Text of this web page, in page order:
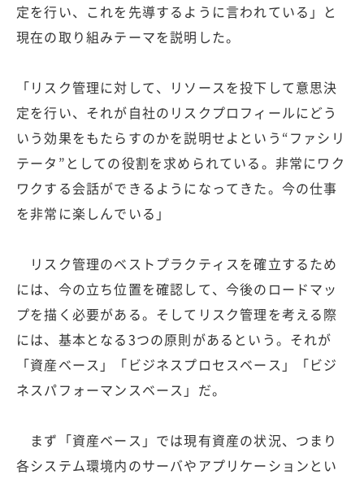
定を行い、これを先導するように言われている」と
現在の取り組みテーマを説明した。
「リスク管理に対して、リソースを投下して意思決
定を行い、それが自社のリスクプロフィールにどう
いう効果をもたらすのかを説明せよという“ファシリ
テータ”としての役割を求められている。非常にワク
ワクする会話ができるようになってきた。今の仕事
を非常に楽しんでいる」
リスク管理のベストプラクティスを確立するため
には、今の立ち位置を確認して、今後のロードマッ
プを描く必要がある。そしてリスク管理を考える際
には、基本となる3つの原則があるという。それが
「資産ベース」「ビジネスプロセスベース」「ビジ
ネスパフォーマンスベース」だ。
まず「資産ベース」では現有資産の状況、つまり
各システム環境内のサーバやアプリケーションとい